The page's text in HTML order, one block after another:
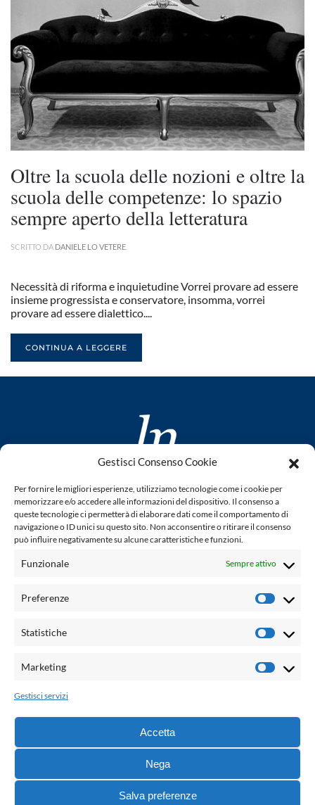
Gestisci Consenso Cookie
Per fornire le migliori esperienze, utilizziamo tecnologie come i cookie per
memorizzare e/o accedere alle informazioni del dispositivo. Il consenso a
queste tecnologie ci permetterà di elaborare dati come il comportamento di
navigazione o ID unici su questo sito. Non acconsentire o ritirare il consenso
può influire negativamente su alcune caratteristiche e funzioni.
Funzionale Sempre attivo
Preferenze
Statistiche
Marketing
Gestisci servizi
Accetta
Nega
Salva preferenze
Oltre la scuola delle nozioni e oltre la
scuola delle competenze: lo spazio
sempre aperto della letteratura
SCRITTO DA DANIELE LO VETERE
Necessità di riforma e inquietudine Vorrei provare ad essere
insieme progressista e conservatore, insomma, vorrei
provare ad essere dialettico....
CONTINUA A LEGGERE
www.laletteraturaenoi.it
fondato da Romano Luperini
Questo blog non rappresenta una testata giornalistica in
quanto viene aggiornato senza alcuna periodicità. Non può
legge n° 62 del 7.03.2001. L'autore non è responsabile per
email:
Grafica e web:Salvatore Leto
© 2021 - G.B. Palumbo & C. Editore S.p.A. - Tutti i diritti